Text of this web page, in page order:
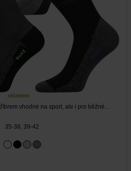
skladem
vhodné na sport, ale i pro běžné...
35-38, 39-42